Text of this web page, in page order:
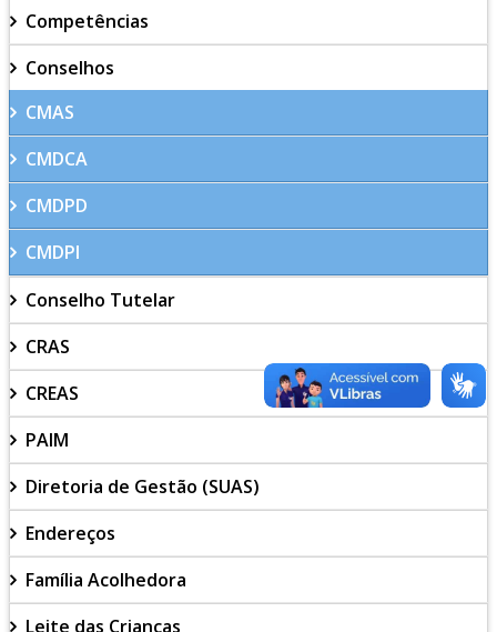
Competências
Conselhos
CMAS
CMDCA
CMDPD
CMDPI
Conselho Tutelar
CRAS
CREAS
PAIM
Diretoria de Gestão (SUAS)
Endereços
Família Acolhedora
Leite das Crianças